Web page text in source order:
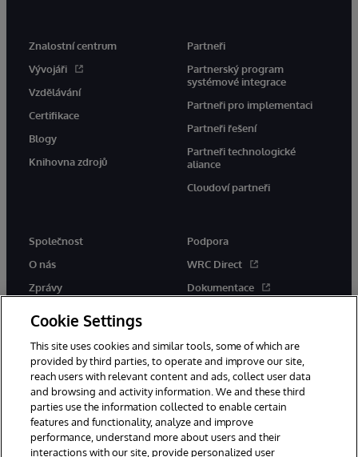
Znalostní centrum
Vývojáři
Vzdělávání
Certifikace
Blogy
Knihovna zdrojů
Partneři
Partnerský program
systémové integrace
Partneři pro implementaci
Partneři řešení
Partneři technologické
aliance
Cloudoví partneři
Společnost
O nás
Zprávy
Podpora
WRC Direct
Dokumentace
© 1996-2026 InterSystems Corporation, Boston, MA. Všechna práva
vyhrazena.
Cookie Settings
This site uses cookies and similar tools, some of which are
provided by third parties, to operate and improve our site,
reach users with relevant content and ads, collect user data
and browsing and activity information. We and these third
parties use the information collected to enable certain
features and functionality, analyze and improve
performance, understand more about users and their
interactions with our site, provide personalized user